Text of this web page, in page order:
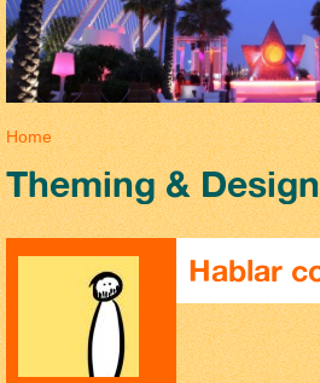
You are here
Home
Theming &
Hablar